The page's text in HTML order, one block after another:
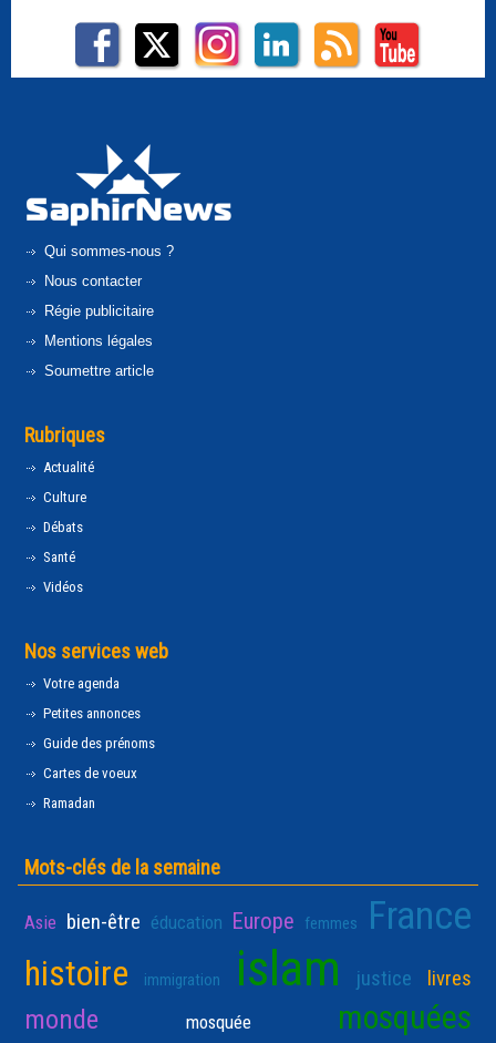
Qui sommes-nous ?
Nous contacter
Régie publicitaire
Mentions légales
Soumettre article
Rubriques
Actualité
Culture
Débats
Santé
Vidéos
Nos services web
Votre agenda
Petites annonces
Guide des prénoms
Cartes de voeux
Ramadan
Mots-clés de la semaine
Asie bien-être éducation Europe femmes France
histoire immigration islam justice livres
monde mosquée mosquées